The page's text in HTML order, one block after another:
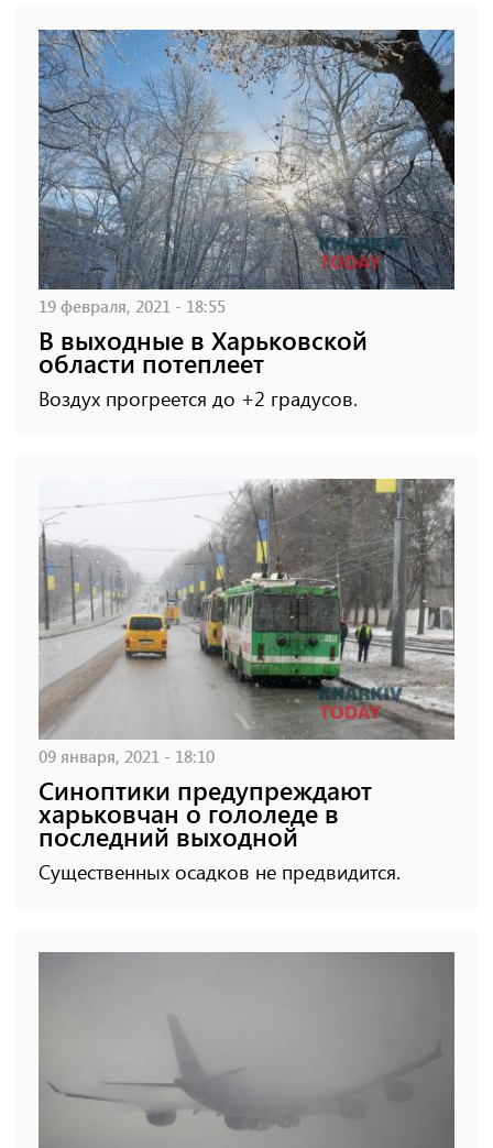
19 февраля, 2021 - 18:55
В выходные в Харьковской
области потеплеет
Воздух прогреется до +2 градусов.
09 января, 2021 - 18:10
Синоптики предупреждают
харьковчан о гололеде в
последний выходной
Существенных осадков не предвидится.